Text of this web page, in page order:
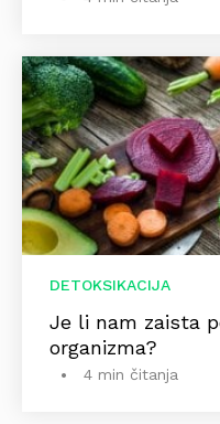
DETOKSIKACIJA
Je li nam zaista
organizma?
4 min čitanja